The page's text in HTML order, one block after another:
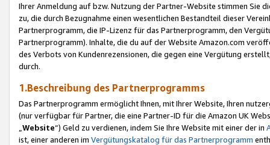
Ihrer Anmeldung auf bzw. Nutzung der Partner-Website stimmen Sie
zu, die durch Bezugnahme einen wesentlichen Bestandteil dieser
Partnerprogramm, die IP-Lizenz für das Partnerprogramm, den
Partnerprogramm). Inhalte, die du auf der Website Amazon.com
des Verbots von Kundenrezensionen, die gegen eine Vergütung
durch.
1.Beschreibung des Partnerprogramms
Das Partnerprogramm ermöglicht Ihnen, mit Ihrer Website, Ihren
(nur verfügbar für Partner, die eine Partner-ID für die Amazon UK
Website“) Geld zu verdienen, indem Sie Ihre Website mit einer der in
ist, einer anderen im Vergütungskatalog für das Partnerprogramm